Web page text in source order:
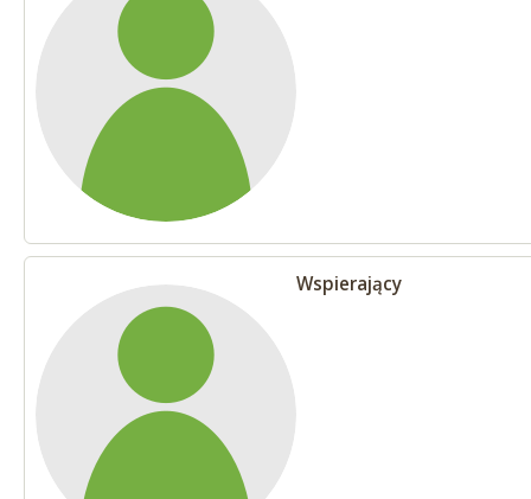
Wspierający